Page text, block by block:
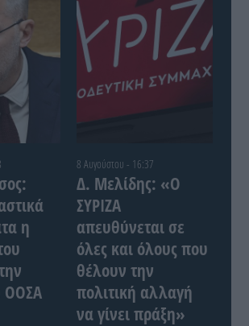
η
ΟΟΣΑ
8 Αυγούστου - 16:37
Δ. Μελίδης: «Ο
ΣΥΡΙΖΑ
απευθύνεται σε
όλες και όλους που
θέλουν την
πολιτική αλλαγή
να γίνει πράξη»